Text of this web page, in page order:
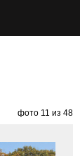
фото 11 из 48